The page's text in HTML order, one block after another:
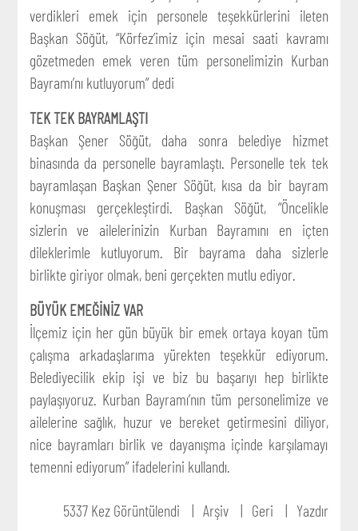
verdikleri emek için personele teşekkürlerini ileten
Başkan Söğüt, “Körfez’imiz için mesai saati kavramı
gözetmeden emek veren tüm personelimizin Kurban
Bayramı’nı kutluyorum” dedi
TEK TEK BAYRAMLAŞTI
Başkan Şener Söğüt, daha sonra belediye hizmet
binasında da personelle bayramlaştı. Personelle tek tek
bayramlaşan Başkan Şener Söğüt, kısa da bir bayram
konuşması gerçekleştirdi. Başkan Söğüt, “Öncelikle
sizlerin ve ailelerinizin Kurban Bayramını en içten
dileklerimle kutluyorum. Bir bayrama daha sizlerle
birlikte giriyor olmak, beni gerçekten mutlu ediyor.
BÜYÜK EMEĞİNİZ VAR
İlçemiz için her gün büyük bir emek ortaya koyan tüm
çalışma arkadaşlarıma yürekten teşekkür ediyorum.
Belediyecilik ekip işi ve biz bu başarıyı hep birlikte
paylaşıyoruz. Kurban Bayramı’nın tüm personelimize ve
ailelerine sağlık, huzur ve bereket getirmesini diliyor,
nice bayramları birlik ve dayanışma içinde karşılamayı
temenni ediyorum” ifadelerini kullandı.
5337 Kez Görüntülendi Arşiv Geri Yazdır